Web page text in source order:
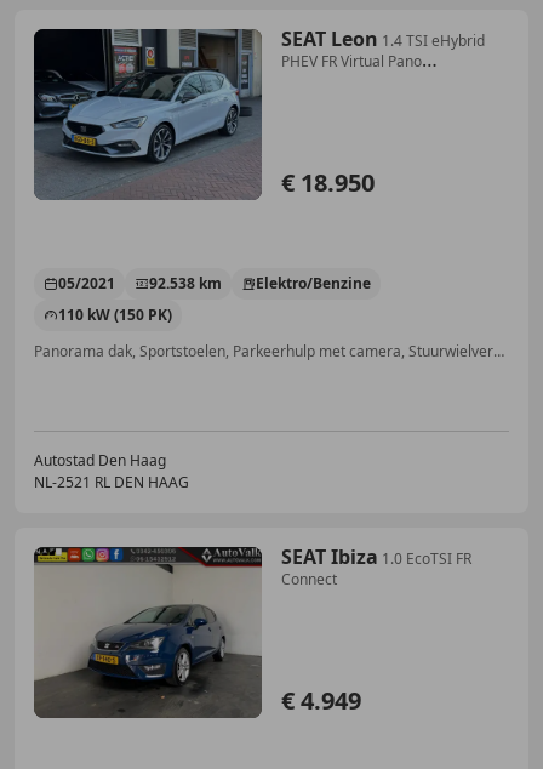
SEAT Leon 1.4 TSI eHybrid
PHEV FR Virtual Pano
€ 18.950
05/2021 92.538 km
Elektro/Benzine
110 kW (150 PK)
Panorama dak, Sportstoelen, Parkeerhulp met camera, Stuurwielverwarming, Centrale deurvergrendeling met afstandsbediening, Getinte ramen, Adaptieve Cruise Control, Spoiler
Autostad Den Haag
NL-2521 RL DEN HAAG
SEAT Ibiza 1.0 EcoTSI FR
Connect
€ 4.949